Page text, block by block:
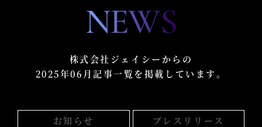
NEWS
株式会社ジェイシーからの
2025年06月記事一覧を掲載しています。
お知らせ
プレスリリース